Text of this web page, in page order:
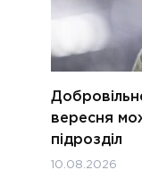
вересня
підрозділ
10.08.2026